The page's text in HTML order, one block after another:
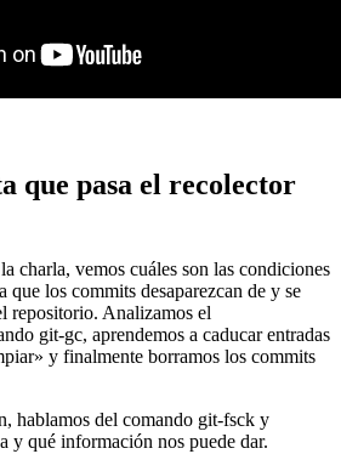
que pasa el recolector
charla, vemos cuáles son las condiciones
que los commits desaparezcan de y se
repositorio. Analizamos el
git-gc, aprendemos a caducar entradas
y finalmente borramos los commits
hablamos del comando git-fsck y
y qué información nos puede dar.